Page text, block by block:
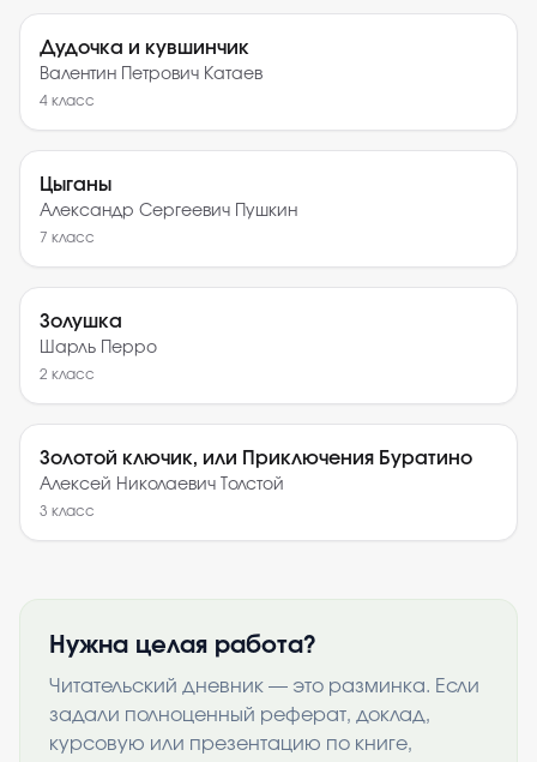
Дудочка и кувшинчик
Валентин Петрович Катаев
4 класс
Цыганы
Александр Сергеевич Пушкин
7 класс
Золушка
Шарль Перро
2 класс
Золотой ключик, или Приключения Буратино
Алексей Николаевич Толстой
3 класс
Нужна целая работа?
Читательский дневник — это разминка. Если
задали полноценный реферат, доклад,
курсовую или презентацию по книге,